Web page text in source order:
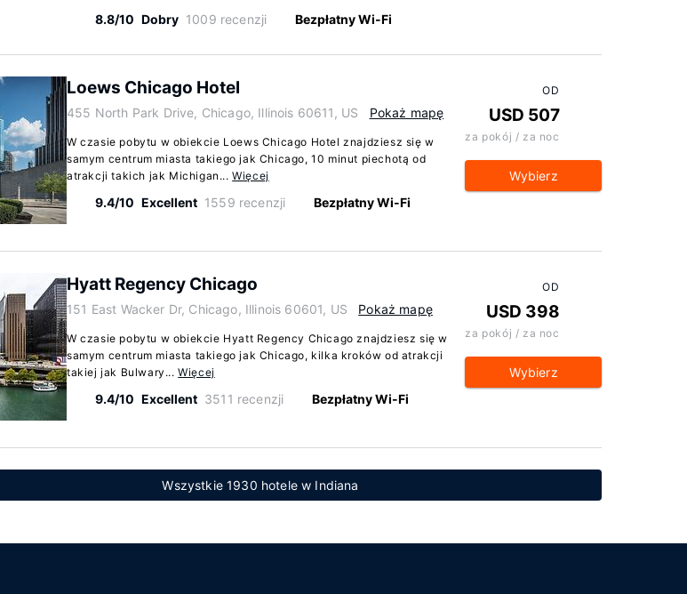
8.8/10 Dobry 1009 recenzji Bezpłatny Wi-Fi
Loews Chicago Hotel
455 North Park Drive, Chicago, Illinois 60611, US Pokaż mapę
W czasie pobytu w obiekcie Loews Chicago Hotel znajdziesz się w
samym centrum miasta takiego jak Chicago, 10 minut piechotą od
atrakcji takich jak Michigan...Więcej
9.4/10 Excellent 1559 recenzji Bezpłatny Wi-Fi
OD
USD 507
za pokój / za noc
Wybierz
Hyatt Regency Chicago
151 East Wacker Dr, Chicago, Illinois 60601, US Pokaż mapę
W czasie pobytu w obiekcie Hyatt Regency Chicago znajdziesz się w
samym centrum miasta takiego jak Chicago, kilka kroków od atrakcji
takiej jak Bulwary...Więcej
9.4/10 Excellent 3511 recenzji Bezpłatny Wi-Fi
OD
USD 398
za pokój / za noc
Wybierz
Wszystkie 1930 hotele w Indiana